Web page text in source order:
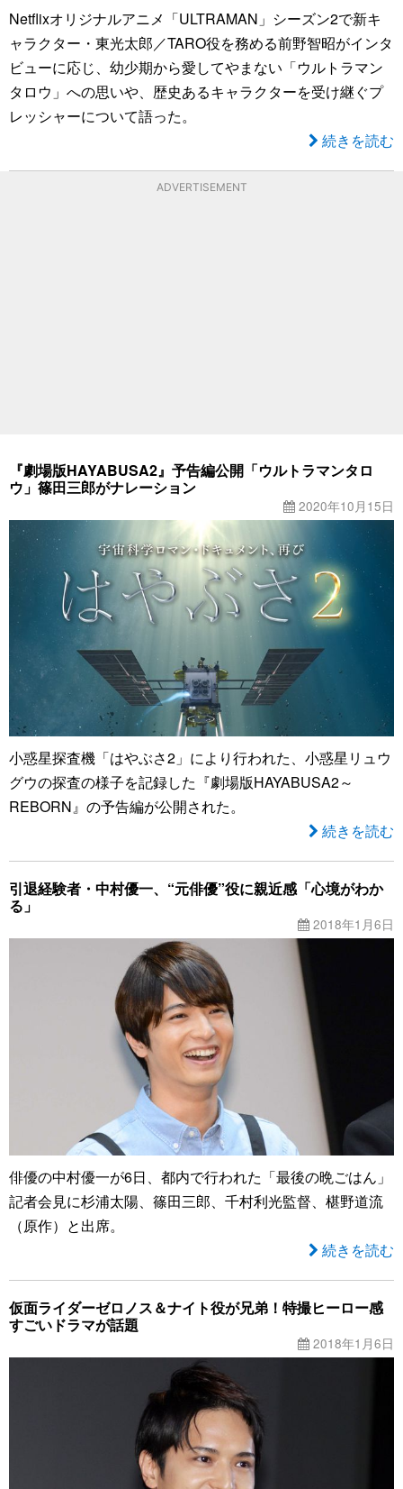
Netflixオリジナルアニメ「ULTRAMAN」シーズン2で新キ
ャラクター・東光太郎／TARO役を務める前野智昭がインタ
ビューに応じ、幼少期から愛してやまない「ウルトラマン
タロウ」への思いや、歴史あるキャラクターを受け継ぐプ
レッシャーについて語った。
続きを読む
ADVERTISEMENT
『劇場版HAYABUSA2』予告編公開「ウルトラマンタロ
ウ」篠田三郎がナレーション
2020年10月15日
小惑星探査機「はやぶさ2」により行われた、小惑星リュウ
グウの探査の様子を記録した『劇場版HAYABUSA2～
REBORN』の予告編が公開された。
続きを読む
引退経験者・中村優一、“元俳優”役に親近感「心境がわか
る」
2018年1月6日
俳優の中村優一が6日、都内で行われた「最後の晩ごはん」
記者会見に杉浦太陽、篠田三郎、千村利光監督、椹野道流
（原作）と出席。
続きを読む
仮面ライダーゼロノス＆ナイト役が兄弟！特撮ヒーロー感
すごいドラマが話題
2018年1月6日